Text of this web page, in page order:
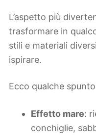
L’aspetto più
trasformare in
stili e materiali
ispirare.
Ecco qualche
Effetto mare:
conchiglie,